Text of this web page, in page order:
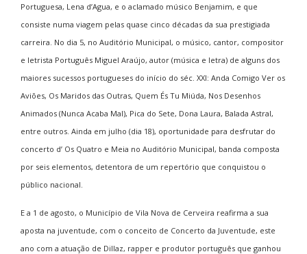
Portuguesa, Lena d’Agua, e o aclamado músico Benjamim, e que
consiste numa viagem pelas quase cinco décadas da sua prestigiada
carreira. No dia 5, no Auditório Municipal, o músico, cantor, compositor
e letrista Português Miguel Araújo, autor (música e letra) de alguns dos
maiores sucessos portugueses do início do séc. XXI: Anda Comigo Ver os
Aviões, Os Maridos das Outras, Quem És Tu Miúda, Nos Desenhos
Animados (Nunca Acaba Mal), Pica do Sete, Dona Laura, Balada Astral,
entre outros. Ainda em julho (dia 18), oportunidade para desfrutar do
concerto d’ Os Quatro e Meia no Auditório Municipal, banda composta
por seis elementos, detentora de um repertório que conquistou o
público nacional.
E a 1 de agosto, o Município de Vila Nova de Cerveira reafirma a sua
aposta na juventude, com o conceito de Concerto da Juventude, este
ano com a atuação de Dillaz, rapper e produtor português que ganhou